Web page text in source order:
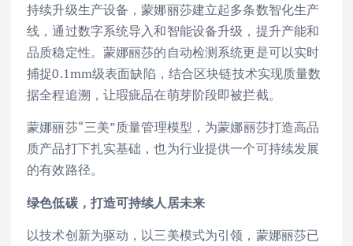
持续升级生产设备，蒙娜丽莎建立起多条数智化生产
线，通过数字系统导入和智能设备升级，提升产能和
品质稳定性。蒙娜丽莎的自动检测系统更是可以实时
捕捉0.1mm级表面缺陷，结合区块链技术实现质量数
据全程追溯，让瑕疵品在萌芽阶段即被拦截。
蒙娜丽莎“三美”质量管理模型，为蒙娜丽莎打造高品
质产品打下扎实基础，也为行业提供一个可持续发展
的有效路径。
绿色低碳，打造可持续人居未来
以技术创新为驱动，以三美模式为引领，蒙娜丽莎已